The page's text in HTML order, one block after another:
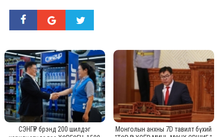
СЭНГҮР брэнд 200 шилдэг
Монголын анхны 7D тавилт бүхий